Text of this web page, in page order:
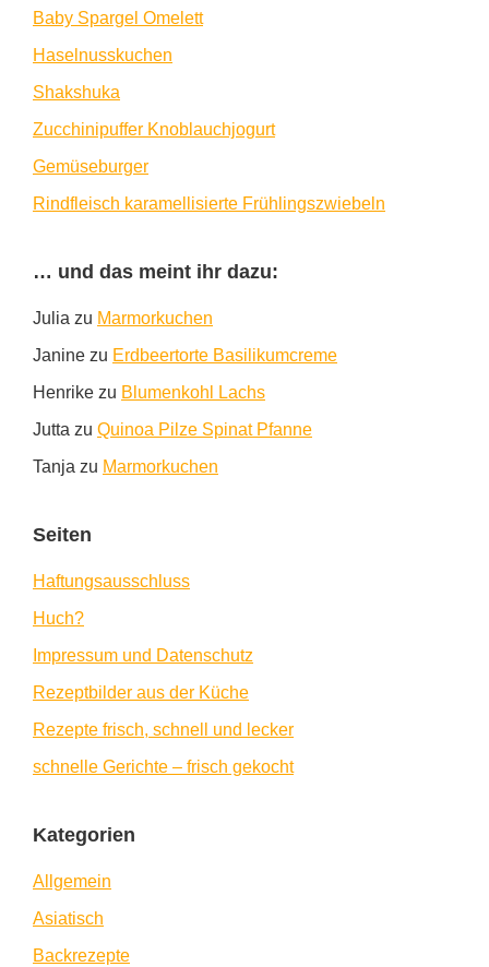
Baby Spargel Omelett
Haselnusskuchen
Shakshuka
Zucchinipuffer Knoblauchjogurt
Gemüseburger
Rindfleisch karamellisierte Frühlingszwiebeln
… und das meint ihr dazu:
Julia zu Marmorkuchen
Janine zu Erdbeertorte Basilikumcreme
Henrike zu Blumenkohl Lachs
Jutta zu Quinoa Pilze Spinat Pfanne
Tanja zu Marmorkuchen
Seiten
Haftungsausschluss
Huch?
Impressum und Datenschutz
Rezeptbilder aus der Küche
Rezepte frisch, schnell und lecker
schnelle Gerichte – frisch gekocht
Kategorien
Allgemein
Asiatisch
Backrezepte